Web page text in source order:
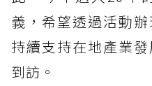
義，希望透過活動
持續支持在地產業
到訪。